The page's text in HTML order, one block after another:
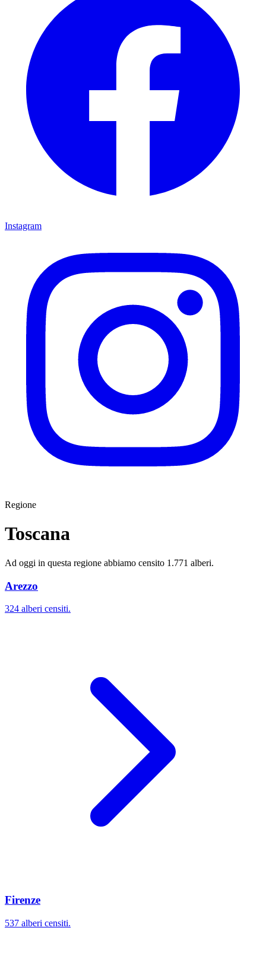
Instagram
Regione
Toscana
Ad oggi in questa regione abbiamo censito 1.771 alberi.
Arezzo
324 alberi censiti.
Firenze
537 alberi censiti.